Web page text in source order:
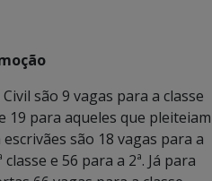
são 9 vagas para a classe
19 para aqueles que pleiteiam
são 18 vagas para a
e 56 para a 2ª. Já para